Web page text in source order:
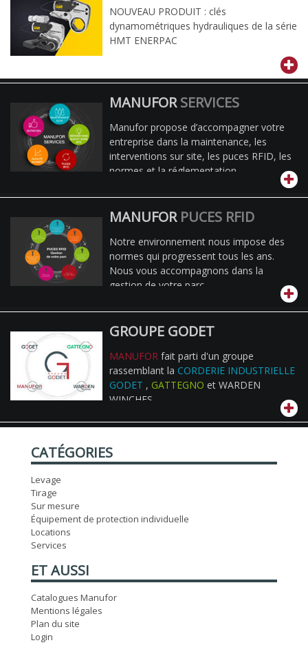
NOUVEAU PRODUIT : clés
dynamométriques hydrauliques de la série
HMT ENERPAC
MANUFORSERVICES
Manufor propose d’accompagner votre
entreprise dans la maintenance, les
interventions sur site, les puces RFID, les
normes et la réglementation.
MANUFOR PUCES RFID
Notre environnement nous impose des
normes qui progressent tous les ans.
Nous vous accompagnons dans la
gestion de votre parc.
GROUPE GODET
MANUFOR fait parti d'un groupe
rassemblant la CORDERIE INDUSTRIELLE
GODET , GATTEGNO et WARDEN
WINCHES
CATÉGORIES
Levage
Tirage
Sur mesure
Équipement de protection individuelle
Locations
Services
ET AUSSI
Catalogues Manufor
Mentions légales
Plan du site
Login